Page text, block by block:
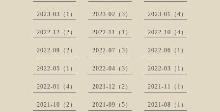
2023-03（1） 2023-02（3） 2023-01（4）
2022-12（2） 2022-11（1） 2022-10（4）
2022-09（2） 2022-07（3） 2022-06（1）
2022-05（1） 2022-04（3） 2022-03（1）
2022-01（4） 2021-12（2） 2021-11（1）
2021-10（2） 2021-09（5） 2021-08（1）